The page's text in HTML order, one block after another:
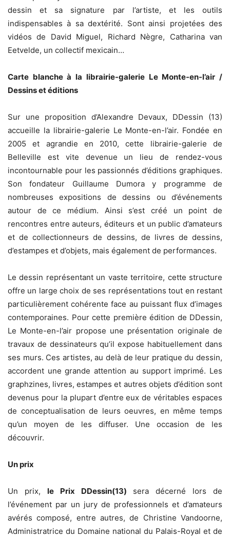
dessin et sa signature par l’artiste, et les outils
indispensables à sa dextérité. Sont ainsi projetées des
vidéos de David Miguel, Richard Nègre, Catharina van
Eetvelde, un collectif mexicain…
Carte blanche à la librairie-galerie Le Monte-en-l’air /
Dessins et éditions
Sur une proposition d’Alexandre Devaux, DDessin (13)
accueille la librairie-galerie Le Monte-en-l’air. Fondée en
2005 et agrandie en 2010, cette librairie-galerie de
Belleville est vite devenue un lieu de rendez-vous
incontournable pour les passionnés d’éditions graphiques.
Son fondateur Guillaume Dumora y programme de
nombreuses expositions de dessins ou d’événements
autour de ce médium. Ainsi s’est créé un point de
rencontres entre auteurs, éditeurs et un public d’amateurs
et de collectionneurs de dessins, de livres de dessins,
d’estampes et d’objets, mais également de performances.
Le dessin représentant un vaste territoire, cette structure
offre un large choix de ses représentations tout en restant
particulièrement cohérente face au puissant flux d’images
contemporaines. Pour cette première édition de DDessin,
Le Monte-en-l’air propose une présentation originale de
travaux de dessinateurs qu’il expose habituellement dans
ses murs. Ces artistes, au delà de leur pratique du dessin,
accordent une grande attention au support imprimé. Les
graphzines, livres, estampes et autres objets d’édition sont
devenus pour la plupart d’entre eux de véritables espaces
de conceptualisation de leurs oeuvres, en même temps
qu’un moyen de les diffuser. Une occasion de les
découvrir.
Un prix
Un prix, le Prix DDessin(13) sera décerné lors de
l’événement par un jury de professionnels et d’amateurs
avérés composé, entre autres, de Christine Vandoorne,
Administratrice du Domaine national du Palais-Royal et de